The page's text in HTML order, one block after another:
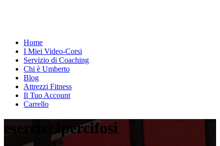
Home
I Miei Video-Corsi
Servizio di Coaching
Chi è Umberto
Blog
Attrezzi Fitness
Il Tuo Account
Carrello
esercizi ipercifosi